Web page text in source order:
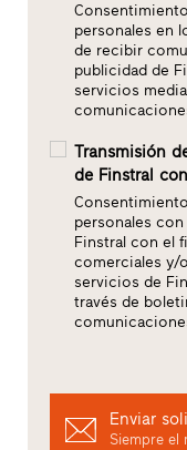
personales en
de recibir
publicidad de
servicios
Transmisión
de Finstral
personales
Finstral con el
comerciales y/
servicios de
través de
Enviar
Siempre el